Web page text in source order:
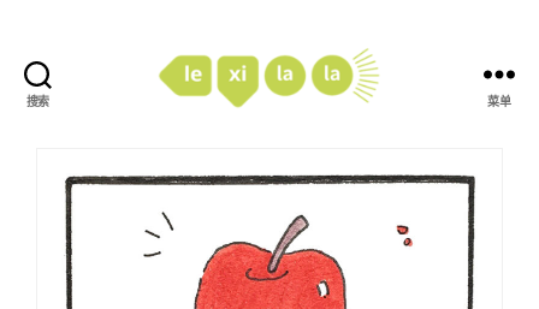
搜索 菜单